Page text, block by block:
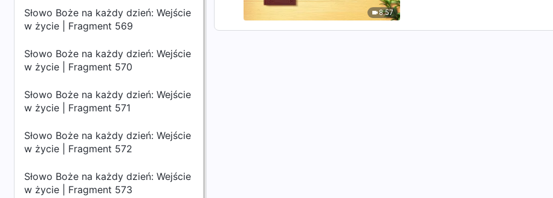
Słowo Boże na każdy dzień: Wejście
w życie | Fragment 569
Słowo Boże na każdy dzień: Wejście
w życie | Fragment 570
Słowo Boże na każdy dzień: Wejście
w życie | Fragment 571
Słowo Boże na każdy dzień: Wejście
w życie | Fragment 572
Słowo Boże na każdy dzień: Wejście
w życie | Fragment 573
8:57